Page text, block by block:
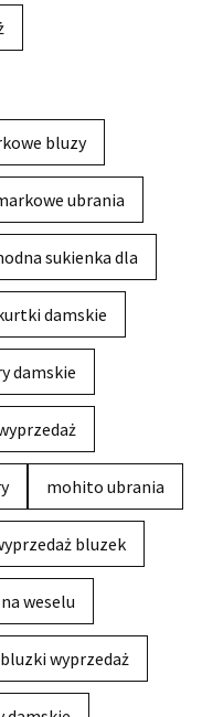
bluzy
ubrania
sukienka dla
damskie
damskie
mohito ubrania
bluzek
weselu
wyprzedaż